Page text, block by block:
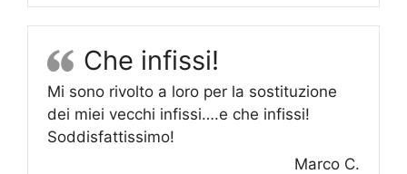
Che infissi!
Mi sono rivolto a loro per la sostituzione
dei miei vecchi infissi….e che infissi!
Soddisfattissimo!
Marco C.